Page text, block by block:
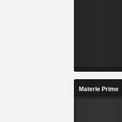
Materie Prime